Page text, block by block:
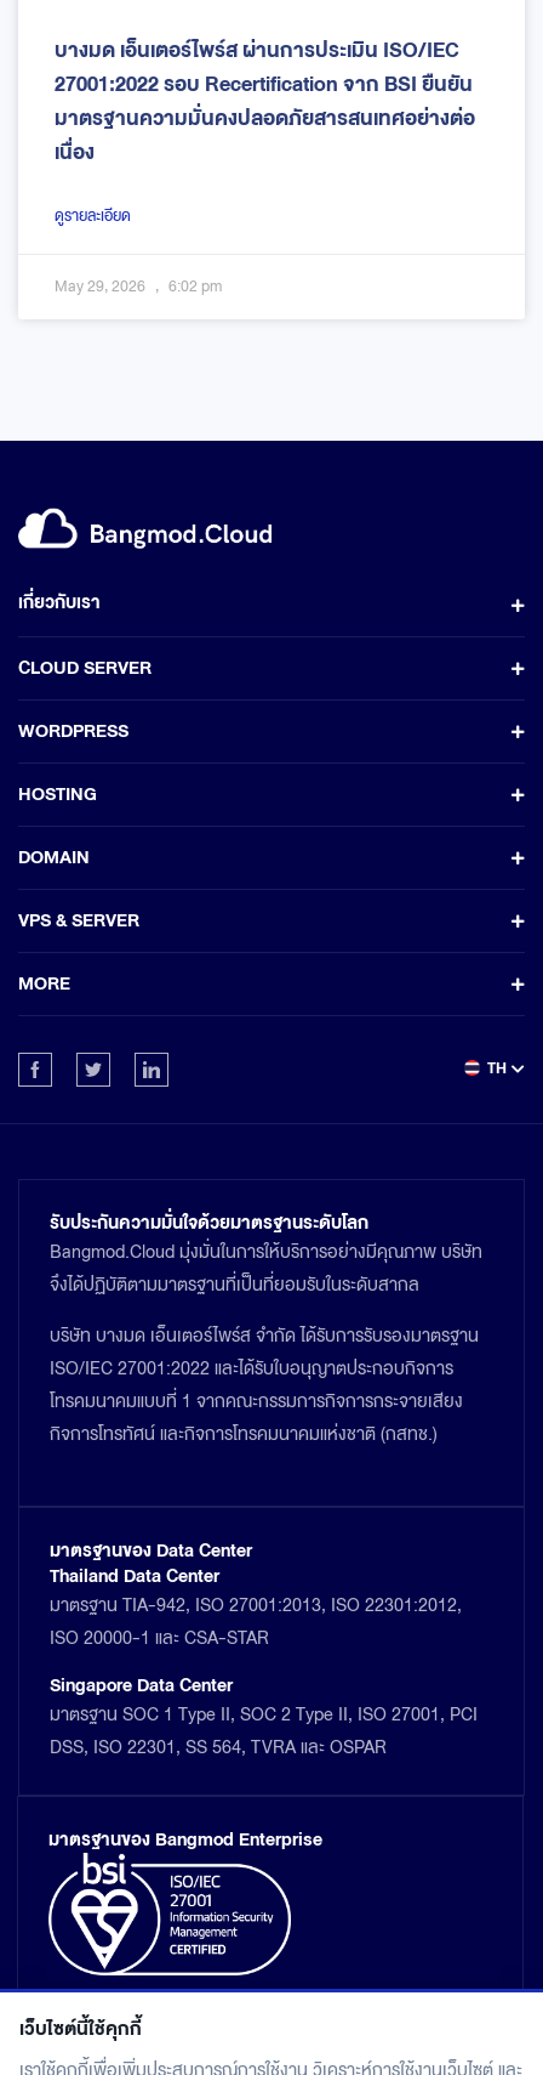
บางมด เอ็นเตอร์ไพร์ส ผ่านการประเมิน ISO/IEC
27001:2022 รอบ Recertification จาก BSI ยืนยัน
มาตรฐานความมั่นคงปลอดภัยสารสนเทศอย่างต่อ
เนื่อง
ดูรายละเอียด
May 29, 2026 6:02 pm
เกี่ยวกับเรา
CLOUD SERVER
WORDPRESS
HOSTING
DOMAIN
VPS & SERVER
MORE
TH
รับประกันความมั่นใจด้วยมาตรฐานระดับโลก
Bangmod.Cloud มุ่งมั่นในการให้บริการอย่างมีคุณภาพ บริษัท
จึงได้ปฏิบัติตามมาตรฐานที่เป็นที่ยอมรับในระดับสากล
บริษัท บางมด เอ็นเตอร์ไพร์ส จำกัด ได้รับการรับรองมาตรฐาน
ISO/IEC 27001:2022 และได้รับใบอนุญาตประกอบกิจการ
โทรคมนาคมแบบที่ 1 จากคณะกรรมการกิจการกระจายเสียง
กิจการโทรทัศน์ และกิจการโทรคมนาคมแห่งชาติ (กสทช.)
มาตรฐานของ Data Center
Thailand Data Center
มาตรฐาน TIA-942, ISO 27001:2013, ISO 22301:2012,
ISO 20000-1 และ CSA-STAR
Singapore Data Center
มาตรฐาน SOC 1 Type II, SOC 2 Type II, ISO 27001, PCI
DSS, ISO 22301, SS 564, TVRA และ OSPAR
มาตรฐานของ Bangmod Enterprise
เว็บไซต์นี้ใช้คุกกี้